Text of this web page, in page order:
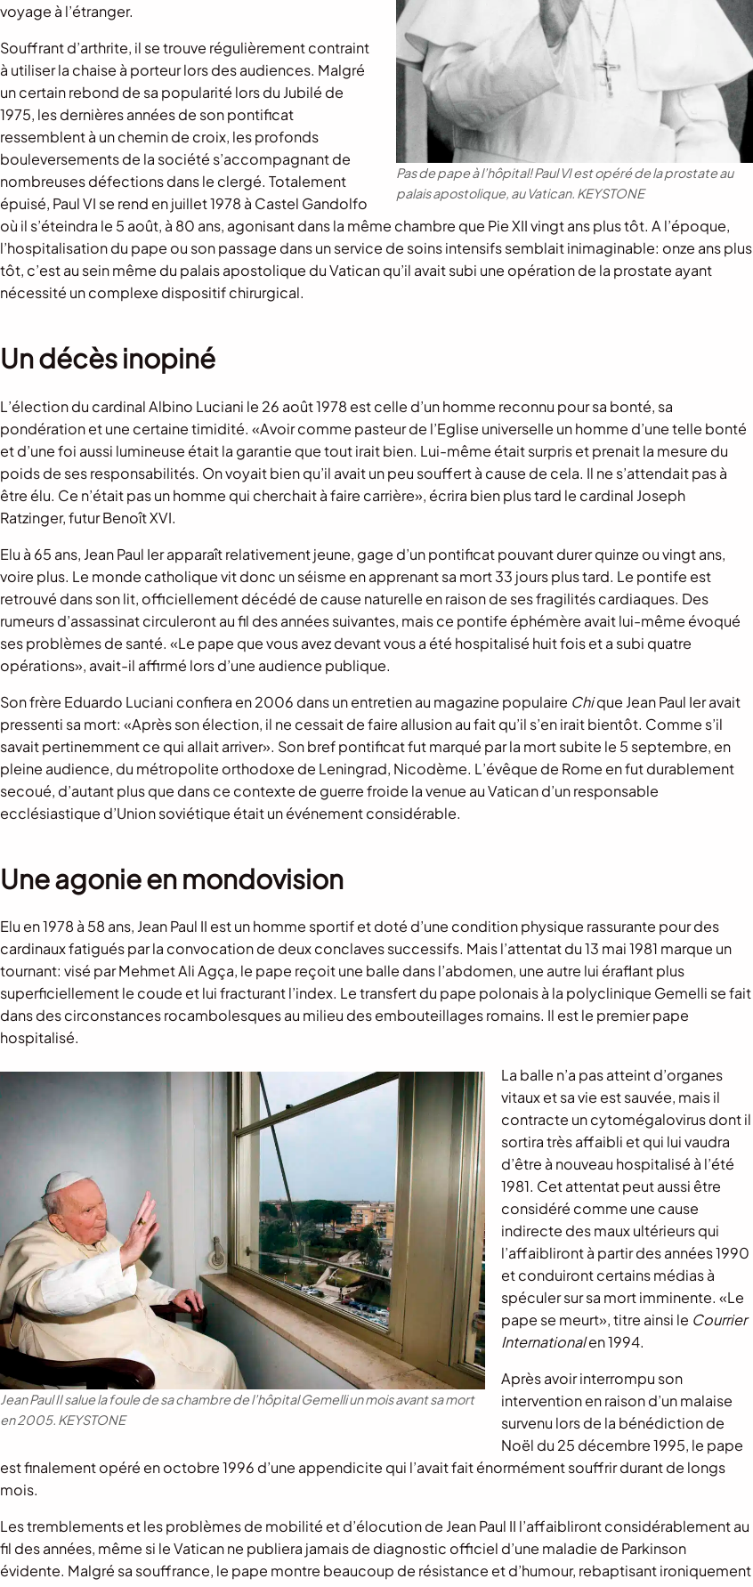
Pas de pape à l’hôpital! Paul VI est opéré de la prostate au
palais apostolique, au Vatican. KEYSTONE
voyage à l’étranger.
Souffrant d’arthrite, il se trouve régulièrement contraint
à utiliser la chaise à porteur lors des audiences. Malgré
un certain rebond de sa popularité lors du Jubilé de
1975, les dernières années de son pontificat
ressemblent à un chemin de croix, les profonds
bouleversements de la société s’accompagnant de
nombreuses défections dans le clergé. Totalement
épuisé, Paul VI se rend en juillet 1978 à Castel Gandolfo
où il s’éteindra le 5 août, à 80 ans, agonisant dans la même chambre que Pie XII vingt ans plus tôt. A l’époque,
l’hospitalisation du pape ou son passage dans un service de soins intensifs semblait inimaginable: onze ans plus
tôt, c’est au sein même du palais apostolique du Vatican qu’il avait subi une opération de la prostate ayant
nécessité un complexe dispositif chirurgical.
Un décès inopiné
L’élection du cardinal Albino Luciani le 26 août 1978 est celle d’un homme reconnu pour sa bonté, sa
pondération et une certaine timidité. «Avoir comme pasteur de l’Eglise universelle un homme d’une telle bonté
et d’une foi aussi lumineuse était la garantie que tout irait bien. Lui-même était surpris et prenait la mesure du
poids de ses responsabilités. On voyait bien qu’il avait un peu souffert à cause de cela. Il ne s’attendait pas à
être élu. Ce n’était pas un homme qui cherchait à faire carrière», écrira bien plus tard le cardinal Joseph
Ratzinger, futur Benoît XVI.
Elu à 65 ans, Jean Paul Ier apparaît relativement jeune, gage d’un pontificat pouvant durer quinze ou vingt ans,
voire plus. Le monde catholique vit donc un séisme en apprenant sa mort 33 jours plus tard. Le pontife est
retrouvé dans son lit, officiellement décédé de cause naturelle en raison de ses fragilités cardiaques. Des
rumeurs d’assassinat circuleront au fil des années suivantes, mais ce pontife éphémère avait lui-même évoqué
ses problèmes de santé. «Le pape que vous avez devant vous a été hospitalisé huit fois et a subi quatre
opérations», avait-il affirmé lors d’une audience publique.
Son frère Eduardo Luciani confiera en 2006 dans un entretien au magazine populaire Chique Jean Paul Ier avait
pressenti sa mort: «Après son élection, il ne cessait de faire allusion au fait qu’il s’en irait bientôt. Comme s’il
savait pertinemment ce qui allait arriver». Son bref pontificat fut marqué par la mort subite le 5 septembre, en
pleine audience, du métropolite orthodoxe de Leningrad, Nicodème. L’évêque de Rome en fut durablement
secoué, d’autant plus que dans ce contexte de guerre froide la venue au Vatican d’un responsable
ecclésiastique d’Union soviétique était un événement considérable.
Une agonie en mondovision
Elu en 1978 à 58 ans, Jean Paul II est un homme sportif et doté d’une condition physique rassurante pour des
cardinaux fatigués par la convocation de deux conclaves successifs. Mais l’attentat du 13 mai 1981 marque un
tournant: visé par Mehmet Ali Agça, le pape reçoit une balle dans l’abdomen, une autre lui éraflant plus
superficiellement le coude et lui fracturant l’index. Le transfert du pape polonais à la polyclinique Gemelli se fait
dans des circonstances rocambolesques au milieu des embouteillages romains. Il est le premier pape
hospitalisé.
Jean Paul II salue la foule de sa chambre de l’hôpital Gemelli un mois avant sa mort
en 2005. KEYSTONE
La balle n’a pas atteint d’organes
vitaux et sa vie est sauvée, mais il
contracte un cytomégalovirus dont il
sortira très affaibli et qui lui vaudra
d’être à nouveau hospitalisé à l’été
1981. Cet attentat peut aussi être
considéré comme une cause
indirecte des maux ultérieurs qui
l’affaibliront à partir des années 1990
et conduiront certains médias à
spéculer sur sa mort imminente. «Le
pape se meurt», titre ainsi le Courrier
Internationalen 1994.
Après avoir interrompu son
intervention en raison d’un malaise
survenu lors de la bénédiction de
Noël du 25 décembre 1995, le pape
est finalement opéré en octobre 1996 d’une appendicite qui l’avait fait énormément souffrir durant de longs
mois.
Les tremblements et les problèmes de mobilité et d’élocution de Jean Paul II l’affaibliront considérablement au
fil des années, même si le Vatican ne publiera jamais de diagnostic officiel d’une maladie de Parkinson
évidente. Malgré sa souffrance, le pape montre beaucoup de résistance et d’humour, rebaptisant ironiquement